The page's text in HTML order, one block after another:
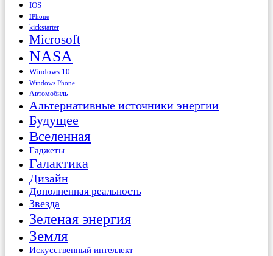
IOS
IPhone
kickstarter
Microsoft
NASA
Windows 10
Windows Phone
Автомобиль
Альтернативные источники энергии
Будущее
Вселенная
Гаджеты
Галактика
Дизайн
Дополненная реальность
Звезда
Зеленая энергия
Земля
Искусственный интеллект